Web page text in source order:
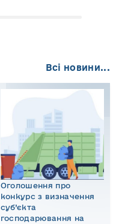
Всі новини...
Оголошення про
конкурс з визначення
суб’єкта
господарювання на